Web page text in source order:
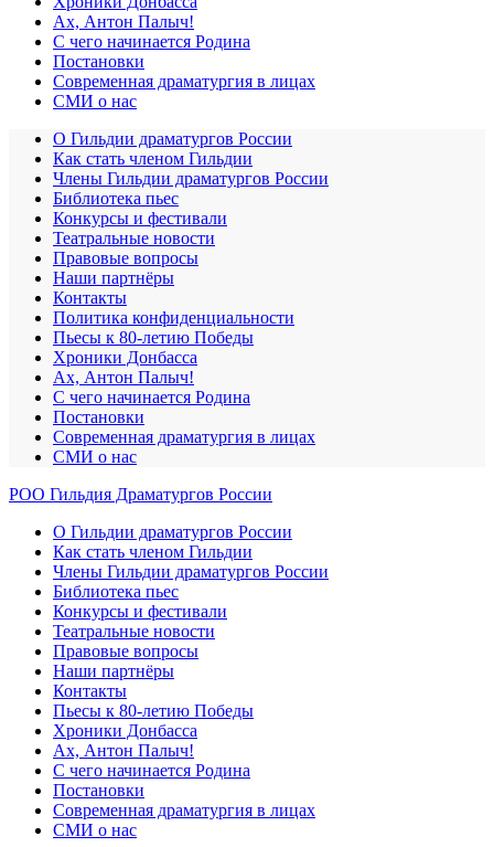
Ах, Антон Палыч!
С чего начинается Родина
Постановки
Современная драматургия в лицах
СМИ о нас
О Гильдии драматургов России
Как стать членом Гильдии
Члены Гильдии драматургов России
Библиотека пьес
Конкурсы и фестивали
Театральные новости
Правовые вопросы
Наши партнёры
Контакты
Политика конфиденциальности
Пьесы к 80-летию Победы
Хроники Донбасса
Ах, Антон Палыч!
С чего начинается Родина
Постановки
Современная драматургия в лицах
СМИ о нас
РОО Гильдия Драматургов России
О Гильдии драматургов России
Как стать членом Гильдии
Члены Гильдии драматургов России
Библиотека пьес
Конкурсы и фестивали
Театральные новости
Правовые вопросы
Наши партнёры
Контакты
Пьесы к 80-летию Победы
Хроники Донбасса
Ах, Антон Палыч!
С чего начинается Родина
Постановки
Современная драматургия в лицах
СМИ о нас